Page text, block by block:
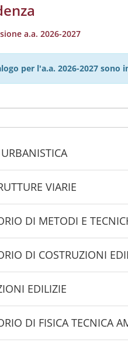
a.a. 2026-2027
per l'a.a. 2026-2027 sono
VIARIE
DI METODI E
DI COSTRUZIONI
EDILIZIE
DI FISICA TECNICA